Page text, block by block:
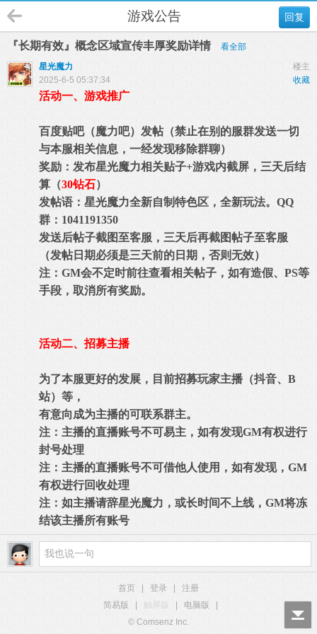
回复
游戏公告
『长期有效』概念区域宣传丰厚奖励详情
看全部
楼主
星光魔力
收藏
2025-6-5 05:37:34
活动一、游戏推广
百度贴吧（魔力吧）发帖（禁止在别的服群发送一切
与本服相关信息，一经发现移除群聊）
奖励：发布星光魔力相关贴子+游戏内截屏，三天后结
算（30钻石）
发帖语：星光魔力全新自制特色区，全新玩法。QQ
群：1041191350
发送后帖子截图至客服，三天后再截图帖子至客服
（发帖日期必须是三天前的日期，否则无效）
注：GM会不定时前往查看相关帖子，如有造假、PS等
手段，取消所有奖励。
活动二、招募主播
为了本服更好的发展，目前招募玩家主播（抖音、B
站）等，
有意向成为主播的可联系群主。
注：主播的直播账号不可易主，如有发现GM有权进行
封号处理
注：主播的直播账号不可借他人使用，如有发现，GM
有权进行回收处理
注：如主播请辞星光魔力，或长时间不上线，GM将冻
结该主播所有账号
首页 登录
注册
简易版
触屏版 电脑版
© Comsenz Inc.